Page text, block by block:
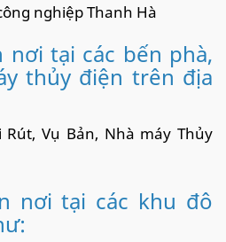
nghiệp Thanh Hà
nơi tại các bến phà,
thủy điện trên địa
Rút, Vụ Bản, Nhà máy Thủy
nơi tại các khu đô